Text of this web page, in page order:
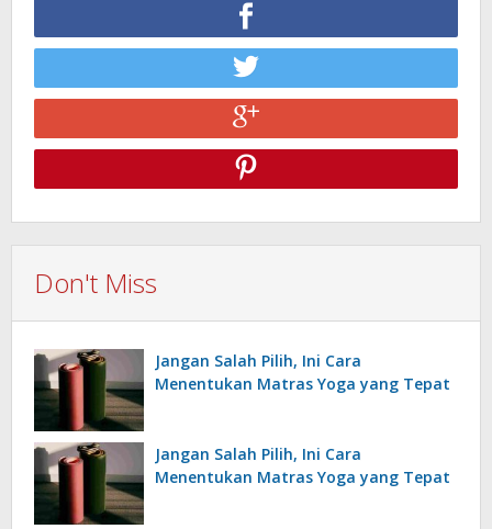
Don't Miss
Jangan Salah Pilih, Ini Cara
Menentukan Matras Yoga yang Tepat
Jangan Salah Pilih, Ini Cara
Menentukan Matras Yoga yang Tepat